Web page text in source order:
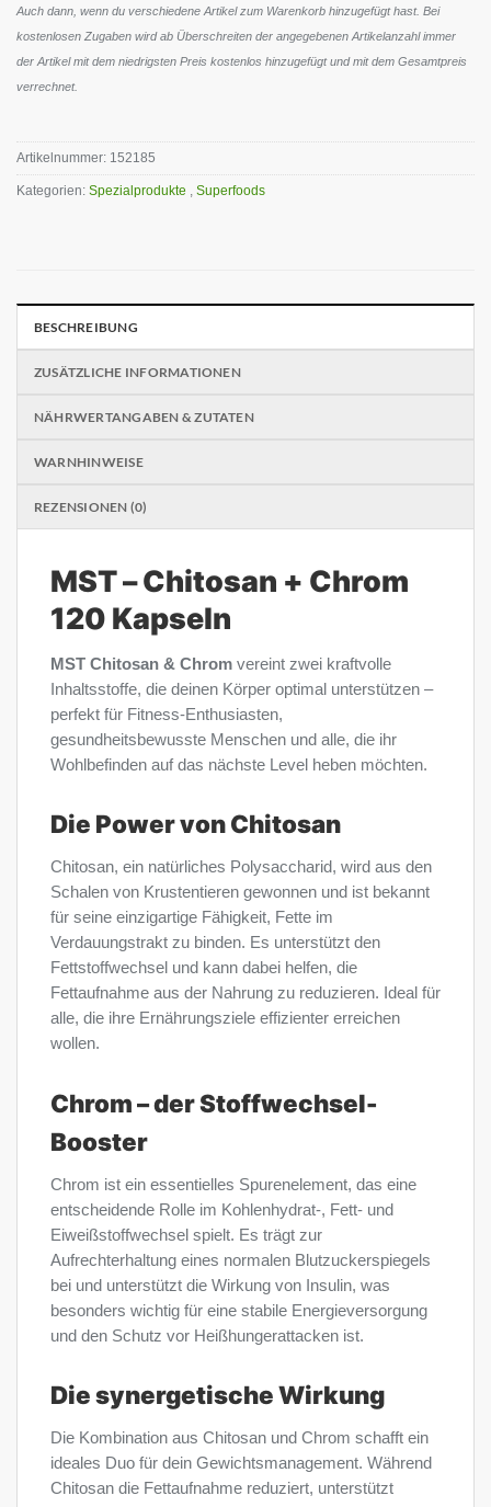
Auch dann, wenn du verschiedene Artikel zum Warenkorb hinzugefügt hast. Bei
kostenlosen Zugaben wird ab Überschreiten der angegebenen Artikelanzahl immer
der Artikel mit dem niedrigsten Preis kostenlos hinzugefügt und mit dem Gesamtpreis
verrechnet.
Artikelnummer: 152185
Kategorien: Spezialprodukte , Superfoods
BESCHREIBUNG
ZUSÄTZLICHE INFORMATIONEN
NÄHRWERTANGABEN & ZUTATEN
WARNHINWEISE
REZENSIONEN (0)
MST – Chitosan + Chrom
120 Kapseln
MST Chitosan & Chrom vereint zwei kraftvolle
Inhaltsstoffe, die deinen Körper optimal unterstützen –
perfekt für Fitness-Enthusiasten,
gesundheitsbewusste Menschen und alle, die ihr
Wohlbefinden auf das nächste Level heben möchten.
Die Power von Chitosan
Chitosan, ein natürliches Polysaccharid, wird aus den
Schalen von Krustentieren gewonnen und ist bekannt
für seine einzigartige Fähigkeit, Fette im
Verdauungstrakt zu binden. Es unterstützt den
Fettstoffwechsel und kann dabei helfen, die
Fettaufnahme aus der Nahrung zu reduzieren. Ideal für
alle, die ihre Ernährungsziele effizienter erreichen
wollen.
Chrom – der Stoffwechsel-
Booster
Chrom ist ein essentielles Spurenelement, das eine
entscheidende Rolle im Kohlenhydrat-, Fett- und
Eiweißstoffwechsel spielt. Es trägt zur
Aufrechterhaltung eines normalen Blutzuckerspiegels
bei und unterstützt die Wirkung von Insulin, was
besonders wichtig für eine stabile Energieversorgung
und den Schutz vor Heißhungerattacken ist.
Die synergetische Wirkung
Die Kombination aus Chitosan und Chrom schafft ein
ideales Duo für dein Gewichtsmanagement. Während
Chitosan die Fettaufnahme reduziert, unterstützt